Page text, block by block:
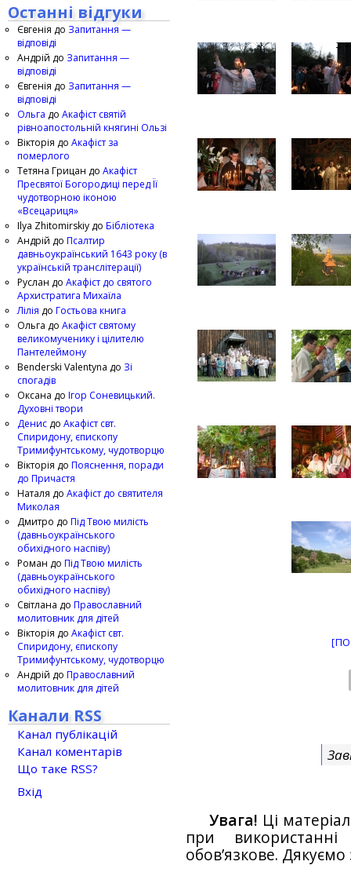
Увага! Ці
при
обов’язкове.
Останні відгуки
Євгенія до Запитання —
відповіді
Андрій до Запитання —
відповіді
Євгенія до Запитання —
відповіді
Ольга до Акафіст святій
рівноапостольній княгині Ользі
Вікторія до Акафіст за
померлого
Тетяна Грицан до Акафіст
Пресвятої Богородиці перед Її
чудотворною іконою
«Всецариця»
Ilya Zhitomirskiy до Бібліотека
Андрій до Псалтир
давньоукраїнський 1643 року (в
українській транслітерації)
Руслан до Акафіст до святого
Архистратига Михаїла
Лілія до Гостьова книга
Ольга до Акафіст святому
великомученику і цілителю
Пантелеймону
Benderski Valentyna до Зі
спогадів
Оксана до Ігор Соневицький.
Духовні твори
Денис до Акафіст свт.
Спиридону, єпископу
Тримифунтському, чудотворцю
Вікторія до Пояснення, поради
до Причастя
Наталя до Акафіст до святителя
Миколая
Дмитро до Під Твою милість
(давньоукраїнського
обихідного наспіву)
Роман до Під Твою милість
(давньоукраїнського
обихідного наспіву)
Світлана до Православний
молитовник для дітей
Вікторія до Акафіст свт.
Спиридону, єпископу
Тримифунтському, чудотворцю
Андрій до Православний
молитовник для дітей
Канали RSS
Канал публікацій
Канал коментарів
Що таке RSS?
Вхід